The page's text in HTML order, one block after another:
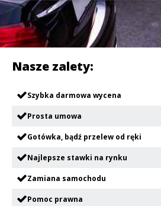
Nasze zalety:
Szybka darmowa wycena
Prosta umowa
Gotówka, bądź przelew od ręki
Najlepsze stawki na rynku
Zamiana samochodu
Pomoc prawna